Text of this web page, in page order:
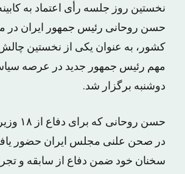
نخستین روز جلسه رأی اعتماد به
حسن روحانی رئیس جمهور ایران در
کشور، به عنوان یکی از نخستین
مهم رئیس جمهور جدید در عرصه
دوشنبه برگزار شد.
حسن
در صحن علنی مجلس ایران حضور
سخنان خود ضمن دفاع از سابقه و